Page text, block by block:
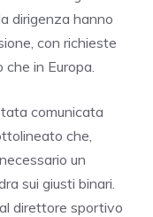
dirigenza hanno
con richieste
in Europa.
comunicata
che,
un
sui giusti binari.
direttore sportivo